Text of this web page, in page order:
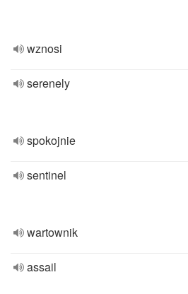
wznosi
serenely
spokojnie
sentinel
wartownik
assail